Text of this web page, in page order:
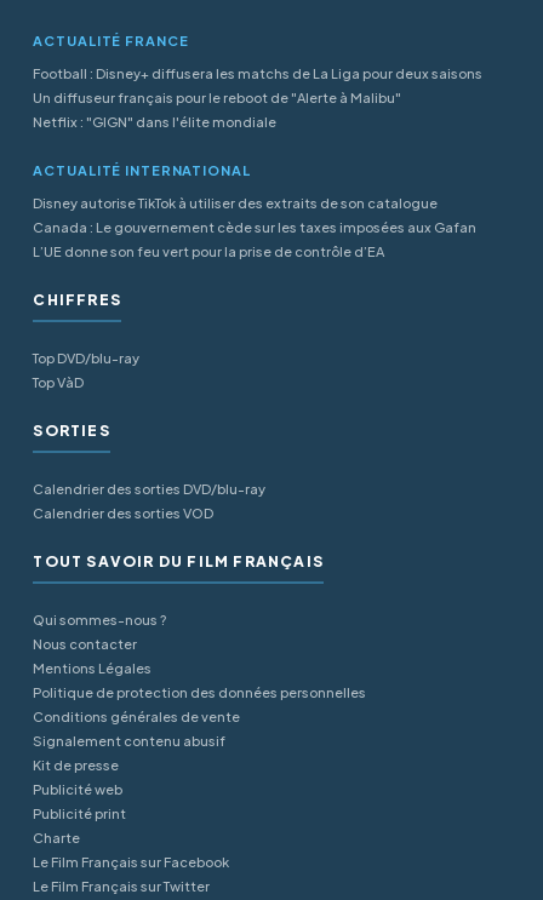
ACTUALITÉ FRANCE
Football : Disney+ diffusera les matchs de La Liga pour deux saisons
Un diffuseur français pour le reboot de "Alerte à Malibu"
Netflix : "GIGN" dans l'élite mondiale
ACTUALITÉ INTERNATIONAL
Disney autorise TikTok à utiliser des extraits de son catalogue
Canada : Le gouvernement cède sur les taxes imposées aux Gafan
L’UE donne son feu vert pour la prise de contrôle d’EA
CHIFFRES
Top DVD/blu-ray
Top VàD
SORTIES
Calendrier des sorties DVD/blu-ray
Calendrier des sorties VOD
TOUT SAVOIR DU FILM FRANÇAIS
Qui sommes-nous ?
Nous contacter
Mentions Légales
Politique de protection des données personnelles
Conditions générales de vente
Signalement contenu abusif
Kit de presse
Publicité web
Publicité print
Charte
Le Film Français sur Facebook
Le Film Français sur Twitter